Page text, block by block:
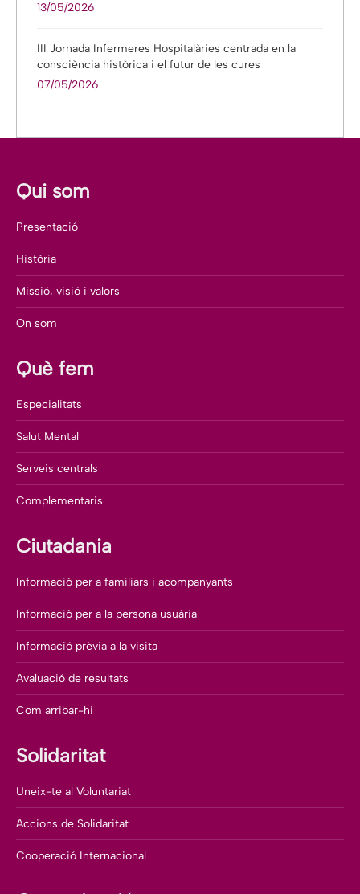
13/05/2026
III Jornada Infermeres Hospitalàries centrada en la
consciència històrica i el futur de les cures
07/05/2026
Qui som
Presentació
Història
Missió, visió i valors
On som
Què fem
Especialitats
Salut Mental
Serveis centrals
Complementaris
Ciutadania
Informació per a familiars i acompanyants
Informació per a la persona usuària
Informació prèvia a la visita
Avaluació de resultats
Com arribar-hi
Solidaritat
Uneix-te al Voluntariat
Accions de Solidaritat
Cooperació Internacional